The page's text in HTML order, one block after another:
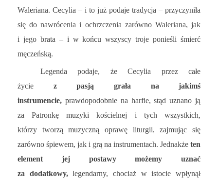
Waleriana. Cecylia – i to już podaje tradycja – przyczyniła
się do nawrócenia i ochrzczenia zarówno Waleriana, jak
i jego brata – i w końcu wszyscy troje ponieśli śmierć
męczeńską.
Legenda podaje, że Cecylia przez całe
życie z pasją grała na jakimś
instrumencie, prawdopodobnie na harfie, stąd uznano ją
za Patronkę muzyki kościelnej i tych wszystkich,
którzy tworzą muzyczną oprawę liturgii, zajmując się
zarówno śpiewem, jak i grą na instrumentach. Jednakżeten
element jej postawy możemy uznać
za dodatkowy,legendarny, chociaż w istocie wpłynął